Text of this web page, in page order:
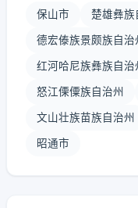
保山市 楚雄彝族
德宏傣族景颇族自治
红河哈尼族彝族自治
怒江傈僳族自治州
文山壮族苗族自治州
昭通市